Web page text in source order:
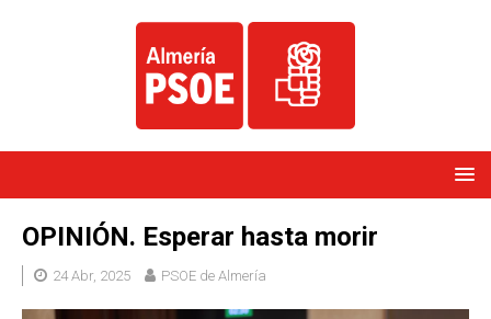
OPINIÓN. Esperar hasta morir
24 Abr, 2025 PSOE de Almería